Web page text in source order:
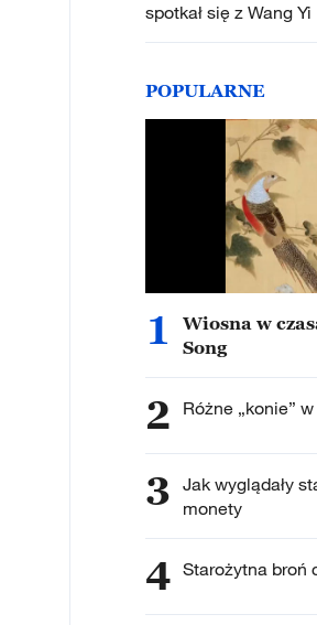
spotkał się z Wang Yi
POPULARNE
1
Wiosna w
Song
2 Różne „konie”
3 Jak wyglądały
monety
4 Starożytna broń